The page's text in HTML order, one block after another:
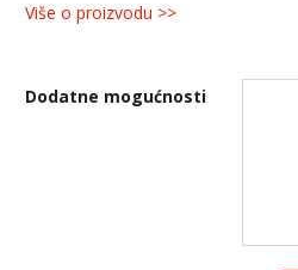
Više o proizvodu >>
Dodatne mogućnosti